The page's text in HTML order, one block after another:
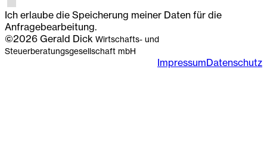
Ich erlaube die Speicherung meiner Daten für die
Anfragebearbeitung.
©2026 Gerald Dick Wirtschafts- und
Steuerberatungsgesellschaft mbH
ImpressumDatenschutz